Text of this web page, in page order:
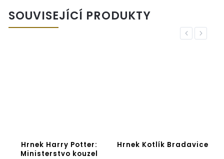
SOUVISEJÍCÍ PRODUKTY
Previous
Hrnek Harry Potter:
Ministerstvo kouzel
Hrnek Kotlík Bradavice
Next